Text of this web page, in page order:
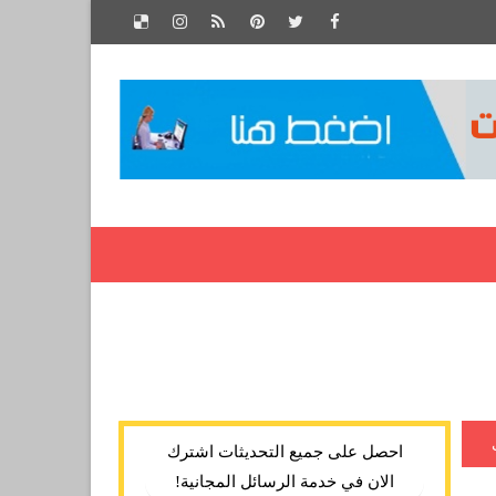
احصل على جميع التحديثات اشترك
الان في خدمة الرسائل المجانية!